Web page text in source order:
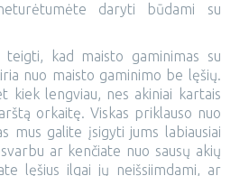
daryti būdami su
teigti, kad maisto gaminimas su
nuo maisto gaminimo be lęšių.
kiek lengviau, nes akiniai kartais
orkaitę. Viskas priklauso nuo
mus galite įsigyti jums labiausiai
ar kenčiate nuo sausų akių
lęšius ilgai jų neišsiimdami, ar